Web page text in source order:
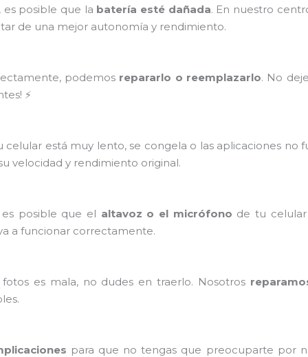
posible que la batería esté dañada. En nuestro
de una mejor autonomía y rendimiento.
podemos repararlo o reemplazarlo. No
⚡
está muy lento, se congela o las aplicaciones no
velocidad y rendimiento original.
posible que el altavoz o el micrófono de tu
a funcionar correctamente.
es mala, no dudes en traerlo. Nosotros
para que no tengas que preocuparte por